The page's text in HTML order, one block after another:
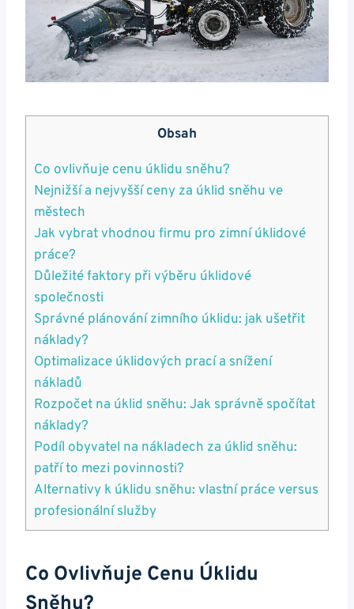
Obsah
Co ovlivňuje cenu úklidu sněhu?
Nejnižší a nejvyšší ceny za úklid sněhu ve
městech
Jak vybrat vhodnou firmu pro zimní úklidové
práce?
Důležité faktory při výběru úklidové
společnosti
Správné plánování zimního úklidu: jak ušetřit
náklady?
Optimalizace úklidových prací a snížení
nákladů
Rozpočet na úklid sněhu: Jak správně spočítat
náklady?
Podíl obyvatel na nákladech za úklid sněhu:
patří to mezi povinnosti?
Alternativy k úklidu sněhu: vlastní práce versus
profesionální služby
Co Ovlivňuje Cenu Úklidu